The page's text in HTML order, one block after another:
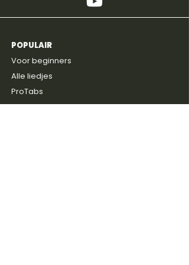
POPULAIR
Voor beginners
Alle liedjes
ProTabs
Prijzen